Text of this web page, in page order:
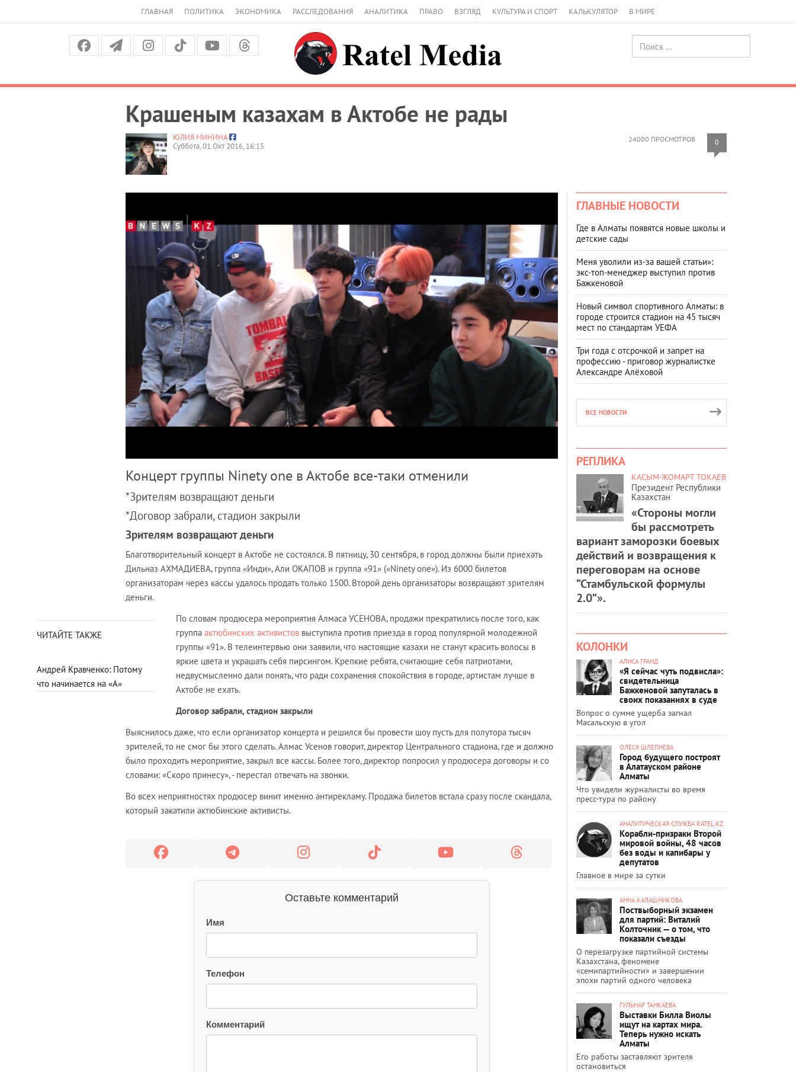
ГЛАВНАЯ ПОЛИТИКА ЭКОНОМИКА РАССЛЕДОВАНИЯ АНАЛИТИКА ПРАВО ВЗГЛЯД КУЛЬТУРА И СПОРТ КАЛЬКУЛЯТОР В МИРЕ
Крашеным казахам в Актобе не рады
24000 ПРОСМОТРОВ 0
ЮЛИЯ МИНИНА
Суббота, 01 Окт 2016, 16:15
Концерт группы Ninety one в Актобе все-таки отменили
*Зрителям возвращают деньги
*Договор забрали, стадион закрыли
Зрителям возвращают деньги
Благотворительный концерт в Актобе не состоялся. В пятницу, 30 сентября, в город должны были приехать
Дильназ АХМАДИЕВА, группа «Инди», Али ОКАПОВ и группа «91» («Ninety one»). Из 6000 билетов
организаторам через кассы удалось продать только 1500. Второй день организаторы возвращают зрителям
деньги.
ЧИТАЙТЕ ТАКЖЕ
Андрей Кравченко: Потому
что начинается на «А»
По словам продюсера мероприятия Алмаса УСЕНОВА, продажи прекратились после того, как
группа актюбинских активистов выступила против приезда в город популярной молодежной
группы «91». В телеинтервью они заявили, что настоящие казахи не станут красить волосы в
яркие цвета и украшать себя пирсингом. Крепкие ребята, считающие себя патриотами,
недвусмысленно дали понять, что ради сохранения спокойствия в городе, артистам лучше в
Актобе не ехать.
Договор забрали, стадион закрыли
Выяснилось даже, что если организатор концерта и решился бы провести шоу пусть для полутора тысяч
зрителей, то не смог бы этого сделать. Алмас Усенов говорит, директор Центрального стадиона, где и должно
было проходить мероприятие, закрыл все кассы. Более того, директор попросил у продюсера договоры и со
словами: «Скоро принесу», - перестал отвечать на звонки.
Во всех неприятностях продюсер винит именно антирекламу. Продажа билетов встала сразу после скандала,
который закатили актюбинские активисты.
Оставьте комментарий
Имя
Телефон
Комментарий
ГЛАВНЫЕ НОВОСТИ
Где в Алматы появятся новые школы и
детские сады
Меня уволили из-за вашей статьи»:
экс-топ-менеджер выступил против
Бажкеновой
Новый символ спортивного Алматы: в
городе строится стадион на 45 тысяч
мест по стандартам УЕФА
Три года с отсрочкой и запрет на
профессию - приговор журналистке
Александре Алёховой
ВСЕ НОВОСТИ
РЕПЛИКА
КАСЫМ-ЖОМАРТ ТОКАЕВ
Президент Республики
Казахстан
«Стороны могли
бы рассмотреть
вариант заморозки боевых
действий и возвращения к
переговорам на основе
“Стамбульской формулы
2.0”».
КОЛОНКИ
АЛИСА ГРАНД
«Я сейчас чуть подвисла»:
свидетельница
Бажкеновой запуталась в
своих показаниях в суде
Вопрос о сумме ущерба загнал
Масальскую в угол
ОЛЕСЯ ШЛЕПНЕВА
Город будущего построят
в Алатауском районе
Алматы
Что увидели журналисты во время
пресс-тура по району
АНАЛИТИЧЕСКАЯ СЛУЖБА RATEL.KZ
Корабли-призраки Второй
мировой войны, 48 часов
без воды и капибары у
депутатов
Главное в мире за сутки
АННА КАЛАШНИКОВА
Поствыборный экзамен
для партий: Виталий
Колточник — о том, что
показали съезды
О перезагрузке партийной системы
Казахстана, феномене
«семипартийности» и завершении
эпохи партий одного человека
ГУЛЬНАР ТАНКАЕВА
Выставки Билла Виолы
ищут на картах мира.
Теперь нужно искать
Алматы
Его работы заставляют зрителя
остановиться